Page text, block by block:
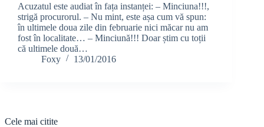
Acuzatul este audiat în fața instanței: – Minciuna!!!,
strigă procurorul. – Nu mint, este așa cum vă spun:
în ultimele doua zile din februarie nici măcar nu am
fost în localitate… – Minciună!!! Doar știm cu toții
că ultimele două…
Foxy
13/01/2016
Cele mai citite